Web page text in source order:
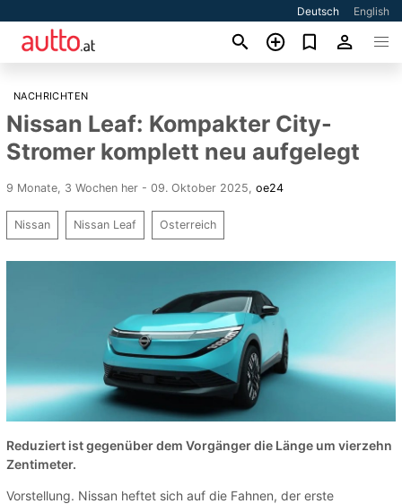
Deutsch English
NACHRICHTEN
Nissan Leaf: Kompakter City-
Stromer komplett neu aufgelegt
9 Monate, 3 Wochen her - 09. Oktober 2025 oe24
Nissan Nissan Leaf Osterreich
Reduziert ist gegenüber dem Vorgänger die Länge um vierzehn
Zentimeter.
Vorstellung. Nissan heftet sich auf die Fahnen, der erste